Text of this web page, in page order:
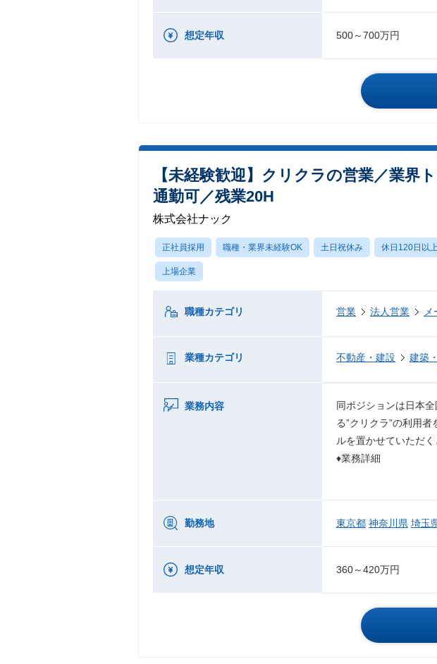
想定年収 500～700万円
【未経験歓迎】クリクラの営業／業界
通勤可／残業20H
株式会社ナック
正社員採用 職種・業界未経験OK 土日祝休み 休日120日以上
上場企業
職種カテゴリ 営業 法人営業
業種カテゴリ 不動産・建設 建築
業務内容
同ポジションは日本
る”クリクラ”の利用
ルを置かせていただ
♦業務詳細
勤務地 東京都 神奈川県 埼玉
想定年収 360～420万円